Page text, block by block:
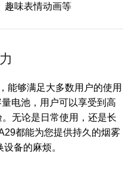
趣味表情动画等
能够满足大多数用户的使用
电池，用户可以享受到高
无论是日常使用，还是长
都能为您提供持久的烟雾
备的麻烦。